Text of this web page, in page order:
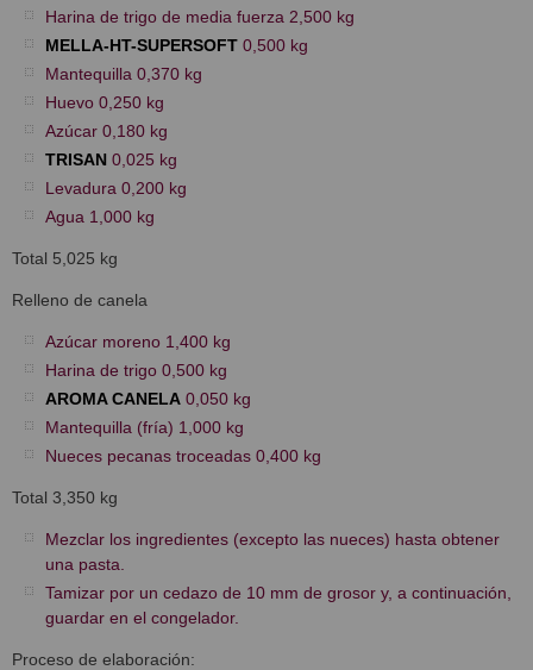
Harina de trigo de media fuerza 2,500 kg
MELLA-HT-SUPERSOFT 0,500 kg
Mantequilla 0,370 kg
Huevo 0,250 kg
Azúcar 0,180 kg
TRISAN 0,025 kg
Levadura 0,200 kg
Agua 1,000 kg
Total 5,025 kg
Relleno de canela
Azúcar moreno 1,400 kg
Harina de trigo 0,500 kg
AROMA CANELA 0,050 kg
Mantequilla (fría) 1,000 kg
Nueces pecanas troceadas 0,400 kg
Total 3,350 kg
Mezclar los ingredientes (excepto las nueces) hasta obtener
una pasta.
Tamizar por un cedazo de 10 mm de grosor y, a continuación,
guardar en el congelador.
Proceso de elaboración: